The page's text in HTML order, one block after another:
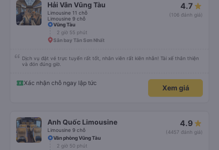
Hải Vân Vũng Tàu
Limousine 11 chỗ
Limousine 9 chỗ
4.7
(106 đánh giá)
Vũng Tàu
2 giờ 55 phút
Sân bay Tân Sơn Nhất
Dịch vụ đặt vé trực tuyến rất tốt, nhân viên rất kiên nhẫn! Tài xế thân thiện
và đón đúng giờ.
Xác nhận chỗ ngay lập tức
Xem giá
Anh Quốc Limousine
Limousine 9 chỗ
4.9
(4457 đánh giá)
Văn phòng Vũng Tàu
2 giờ 50 phút